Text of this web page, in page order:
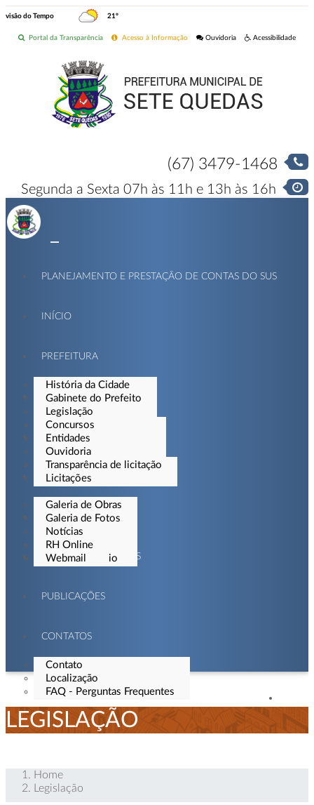
do Tempo 21º
Acessibilidade
Ouvidoria
Acesso à Informação
Portal da Transparência
(67) 3479-1468
Segunda a Sexta 07h às 11h e 13h às 16h
PLANEJAMENTO E PRESTAÇÃO DE CONTAS DO SUS
INÍCIO
PREFEITURA
História da Cidade
Gabinete do Prefeito
Legislação
Organograma
Secretarias
CIDADÃO
Concursos
Entidades
Ouvidoria
Portal da Transparência
EMPRESAS
Transparência de licitação
Licitações
IMPRENSA
Galeria de Obras
Galeria de Fotos
Notícias
Vídeos
Programa Rádio
SERVIDOR
RH Online
Webmail
PORTAL DE SERVIÇOS
PUBLICAÇÕES
CONTATOS
Contato
Localização
FAQ - Perguntas Frequentes
LEGISLAÇÃO
Home
Legislação